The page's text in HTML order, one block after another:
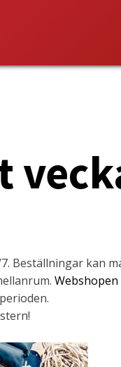
Beställningar kan